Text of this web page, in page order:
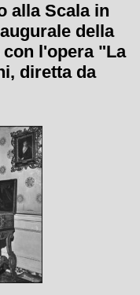
alla Scala in
della
con l'opera "La
diretta da